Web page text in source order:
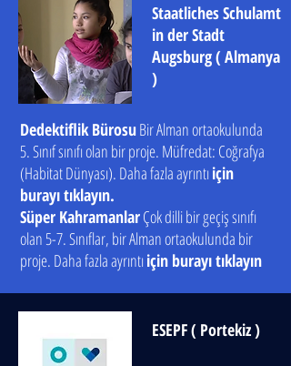
Staatliches Schulamt
in der Stadt
Augsburg( Almanya
)
Dedektiflik BürosuBir Alman ortaokulunda
5. Sınıf sınıfı olan bir proje. Müfredat: Coğrafya
(Habitat Dünyası). Daha fazla ayrıntı için
burayı tıklayın.
Süper KahramanlarÇok dilli bir geçiş sınıfı
olan 5-7. Sınıflar, bir Alman ortaokulunda bir
proje. Daha fazla ayrıntı için burayı tıklayın
ESEPF( Portekiz)